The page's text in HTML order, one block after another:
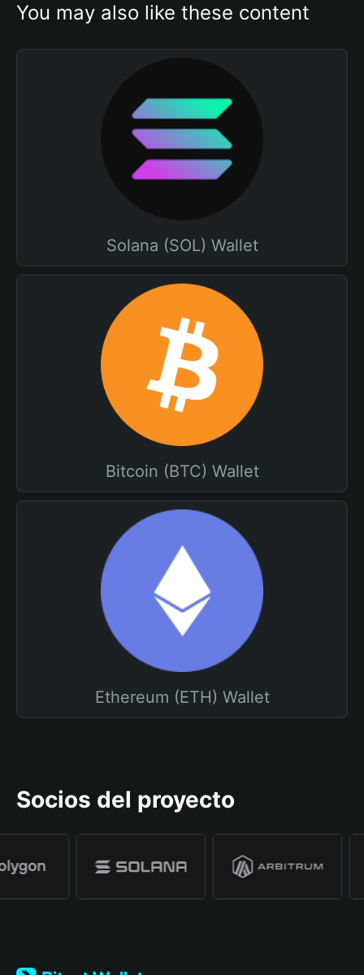
You may also like these content
Solana (SOL) Wallet
Bitcoin (BTC) Wallet
Ethereum (ETH) Wallet
Socios del proyecto